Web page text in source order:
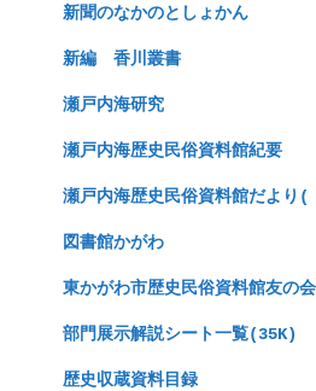
新聞のなかのとしょかん
新編　香川叢書
瀬戸内海研究
瀬戸内海歴史民俗資料館紀要
瀬戸内海歴史民俗資料館だより(
図書館かがわ
東かがわ市歴史民俗資料館友の
部門展示解説シート一覧(35K)
歴史収蔵資料目録